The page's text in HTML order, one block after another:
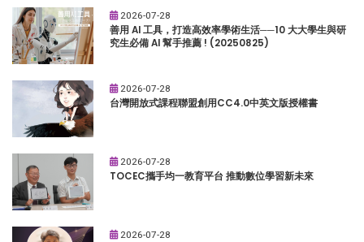
2026-07-28
善用 AI 工具，打造高效率學術生活──10 大大學生與研
究生必備 AI 幫手推薦 ! (20250825)
2026-07-28
台灣開放式課程聯盟創用CC4.0中英文版授權書
2026-07-28
TOCEC攜手均一教育平台 推動數位學習新未來
2026-07-28